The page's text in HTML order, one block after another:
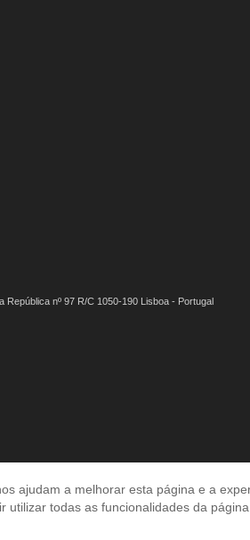
República nº 97 R/C 1050-190 Lisboa - Portugal
ajudam a melhorar esta página e a
todas as funcionalidades da página.